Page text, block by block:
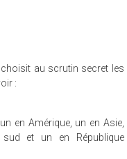
au scrutin secret les
:
en Amérique, un en Asie,
et un en République